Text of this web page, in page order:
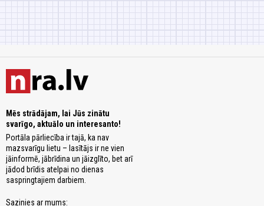
Mēs strādājam, lai Jūs zinātu
svarīgo, aktuālo un interesanto!
Portāla pārliecība ir tajā, ka nav
mazsvarīgu lietu – lasītājs ir ne vien
jāinformē, jābrīdina un jāizglīto, bet arī
jādod brīdis atelpai no dienas
saspringtajiem darbiem.
Sazinies ar mums: